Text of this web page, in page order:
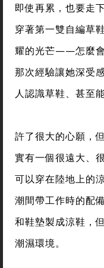
即使再累，也要走
穿著第一雙自編草
耀的光芒——怎麼會
那次經驗讓她深受
人認識草鞋、甚至
許了很大的心願，
實有一個很遠大、
可以穿在陸地上的
潮間帶工作時的配
和鞋墊製成涼鞋，
潮濕環境。